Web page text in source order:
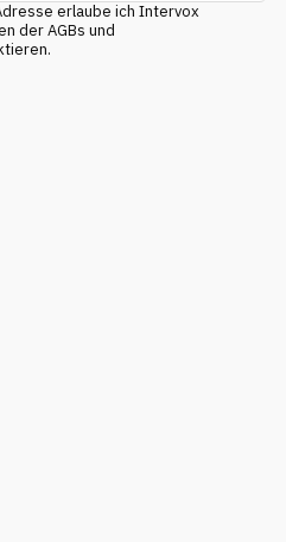
erlaube ich Intervox
der AGBs und